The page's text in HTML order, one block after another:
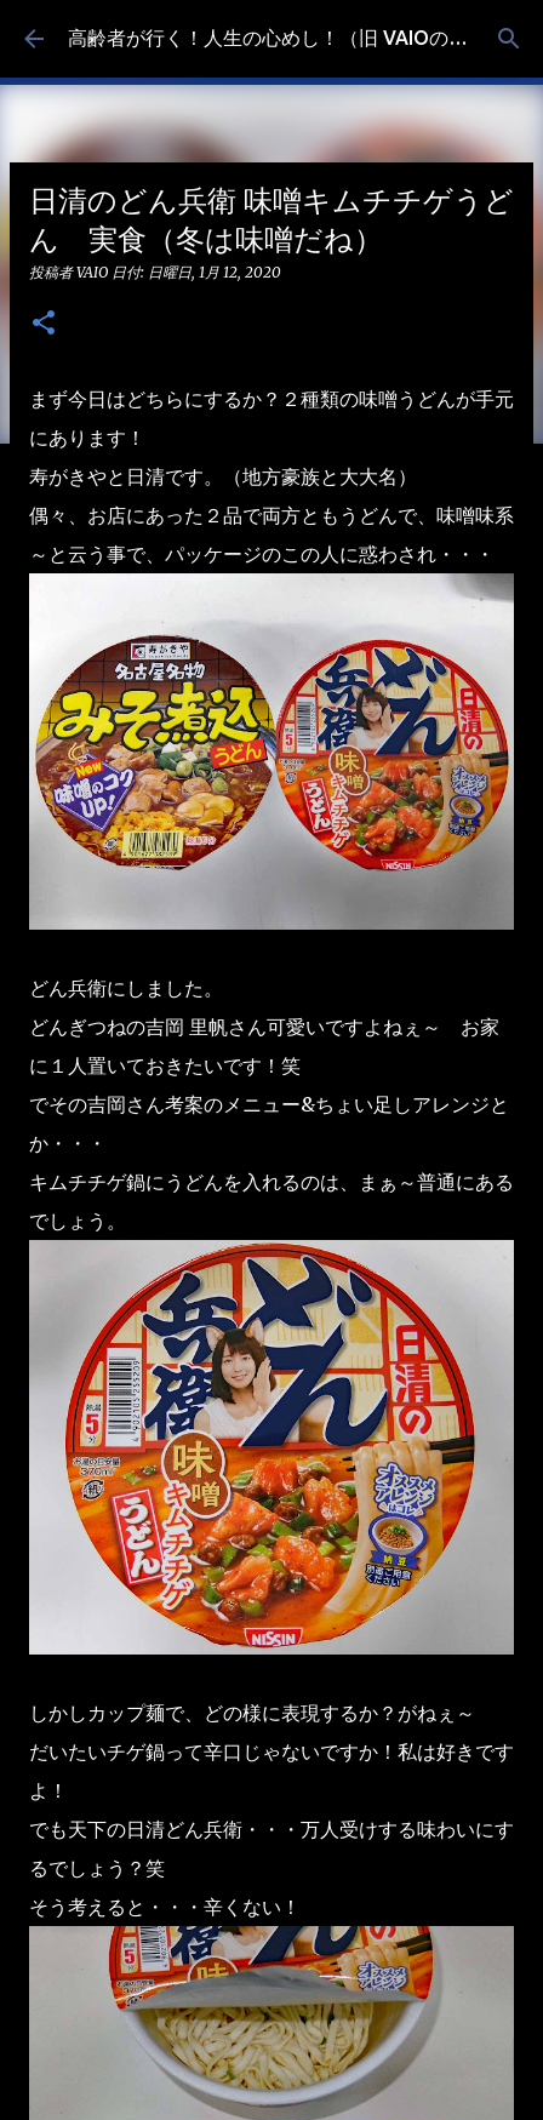
スキップしてメイン コンテンツに移動 高齢者が行く！人生の心めし！（旧 VAIOの食べ歩き）
日清のどん兵衛 味噌キムチチゲうど
ん 実食（冬は味噌だね）
投稿者VAIO 日付: 日曜日, 1月 12, 2020
まず今日はどちらにするか？２種類の味噌うどんが手元
にあります！
寿がきやと日清です。（地方豪族と大大名）
偶々、お店にあった２品で両方ともうどんで、味噌味系
～と云う事で、パッケージのこの人に惑わされ・・・
どん兵衛にしました。
どんぎつねの吉岡 里帆さん可愛いですよねぇ～ お家
に１人置いておきたいです！笑
でその吉岡さん考案のメニュー&ちょい足しアレンジと
か・・・
キムチチゲ鍋にうどんを入れるのは、まぁ～普通にある
でしょう。
しかしカップ麺で、どの様に表現するか？がねぇ～
だいたいチゲ鍋って辛口じゃないですか！私は好きです
よ！
でも天下の日清どん兵衛・・・万人受けする味わいにす
るでしょう？笑
そう考えると・・・辛くない！